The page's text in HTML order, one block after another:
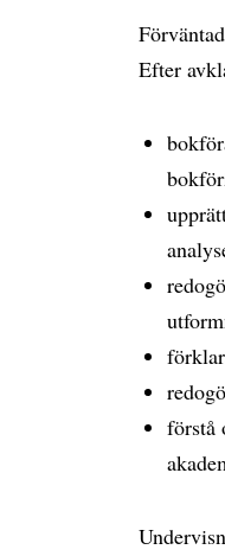
Efter
förstå